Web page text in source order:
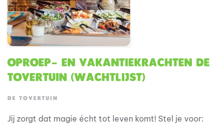
Oproep- en vakantiekrachten De
Tovertuin (wachtlijst)
DE TOVERTUIN
Jij zorgt dat magie écht tot leven komt! Stel je voor: